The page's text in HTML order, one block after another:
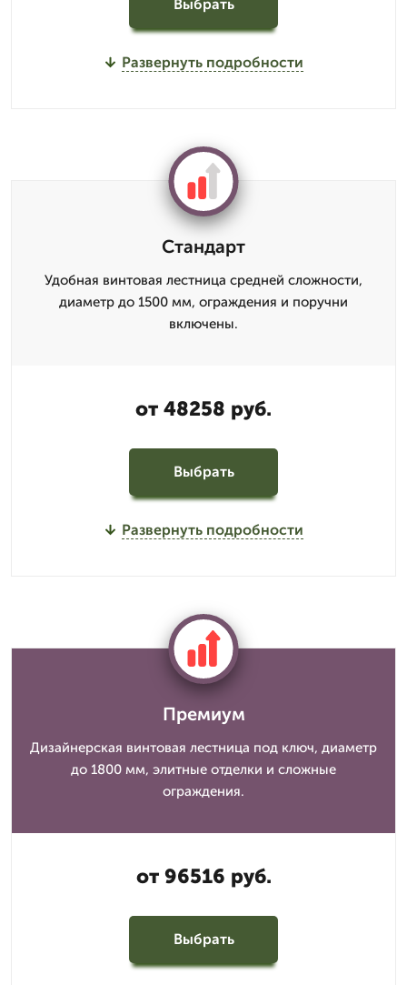
Выбрать
Развернуть подробности
Стандарт
Удобная винтовая лестница средней сложности,
диаметр до 1500 мм, ограждения и поручни
включены.
от 48258 руб.
Выбрать
Развернуть подробности
Премиум
Дизайнерская винтовая лестница под ключ, диаметр
до 1800 мм, элитные отделки и сложные
ограждения.
от 96516 руб.
Выбрать